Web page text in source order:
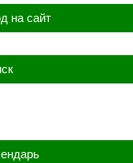
на сайт